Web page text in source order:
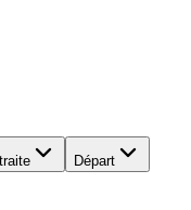
Départ